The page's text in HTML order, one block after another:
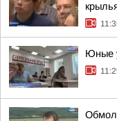
Юные